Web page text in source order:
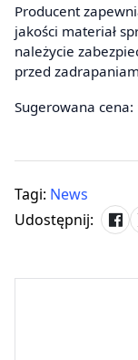
Producent
jakości materiał
należycie
przed
Sugerowana cena:
Tagi: News
Udostępnij: